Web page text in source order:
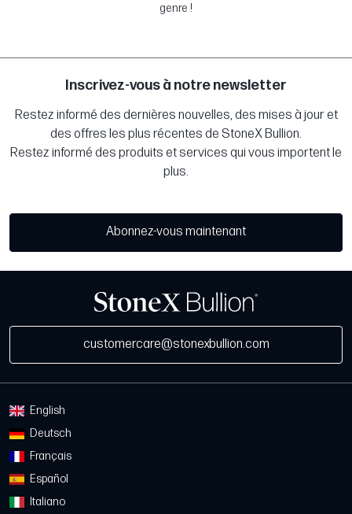
genre !
Inscrivez-vous à notre newsletter
Restez informé des dernières nouvelles, des mises à jour et
des offres les plus récentes de StoneX Bullion.
Restez informé des produits et services qui vous importent le
plus.
Abonnez-vous maintenant
customercare@stonexbullion.com
English
Deutsch
Français
Español
Italiano